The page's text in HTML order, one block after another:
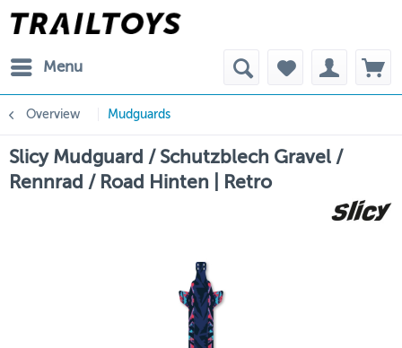
Menu
Overview Mudguards
Slicy Mudguard / Schutzblech Gravel /
Rennrad / Road Hinten | Retro